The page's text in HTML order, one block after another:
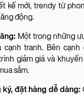
kế mới, trendy từ
động.
Một trong những
cạnh tranh. Bên cạnh
giảm giá và
sắm.
đặt hàng dễ dàng: